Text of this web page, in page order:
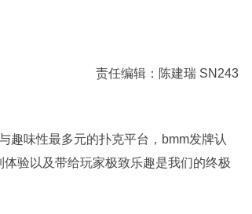
责任编辑：陈建瑞 SN243
趣味性最多元的扑克平台，bmm发牌认
验以及带给玩家极致乐趣是我们的终极